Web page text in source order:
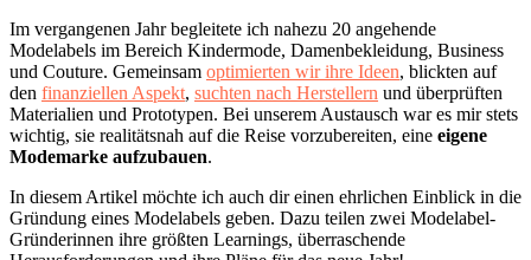
Im vergangenen Jahr begleitete ich nahezu 20 angehende
Modelabels im Bereich Kindermode, Damenbekleidung, Business
und Couture. Gemeinsam optimierten wir ihre Ideen, blickten auf
den finanziellen Aspekt, suchten nach Herstellern und überprüften
Materialien und Prototypen. Bei unserem Austausch war es mir stets
wichtig, sie realitätsnah auf die Reise vorzubereiten, eine eigene
Modemarke aufzubauen.
In diesem Artikel möchte ich auch dir einen ehrlichen Einblick in die
Gründung eines Modelabels geben. Dazu teilen zwei Modelabel-
Gründerinnen ihre größten Learnings, überraschende